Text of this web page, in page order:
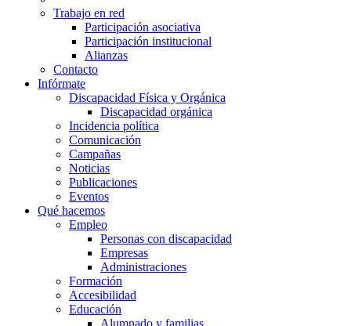
Trabajo en red
Participación asociativa
Participación institucional
Alianzas
Contacto
Infórmate
Discapacidad Física y Orgánica
Discapacidad orgánica
Incidencia política
Comunicación
Campañas
Noticias
Publicaciones
Eventos
Qué hacemos
Empleo
Personas con discapacidad
Empresas
Administraciones
Formación
Accesibilidad
Educación
Alumnado y familias